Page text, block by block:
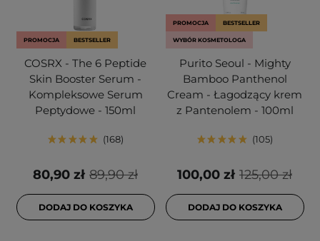
PROMOCJA BESTSELLER
COSRX - The 6 Peptide
Skin Booster Serum -
Kompleksowe Serum
Peptydowe - 150ml
168
89,90 zł
80,90 zł
DODAJ DO KOSZYKA
PROMOCJA BESTSELLER
WYBÓR KOSMETOLOGA
Purito Seoul - Mighty
Bamboo Panthenol
Cream - Łagodzący krem
z Pantenolem - 100ml
105
125,00 zł
100,00 zł
DODAJ DO KOSZYKA